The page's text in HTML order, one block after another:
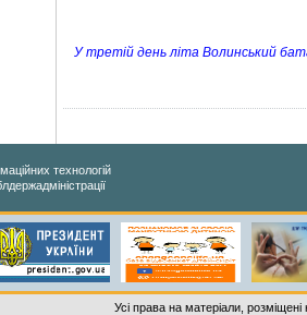
У третій день літа Волинський
технологій
Усі права на матеріали,